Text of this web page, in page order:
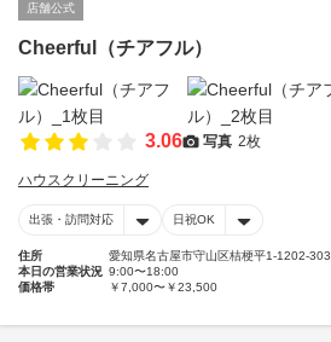
店舗公式
Cheerful（チアフル）
3.06 写真 2枚
ハウスクリーニング
出張・訪問対応 日祝OK
住所
愛知県名古屋市守山区桔梗平1-1202-303
本日の営業状況 9:00〜18:00
価格帯
￥7,000〜￥23,500